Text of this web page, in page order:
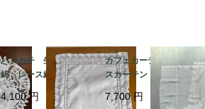
ハンカチ 生成り色木
綿 レース縁取り 白
糸刺繍 ティーナプキ
ン 19cld37
4,100円
カフェカーテン レー
スカーテン とんぼ刺
繍 ２枚組 12cleh22
7,700円